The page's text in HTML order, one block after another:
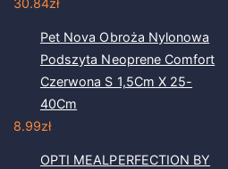
30.84zł
Pet Nova Obroża Nylonowa
Podszyta Neoprene Comfort
Czerwona S 1,5Cm X 25-
40Cm
8.99zł
OPTI MEALPERFECTION BY